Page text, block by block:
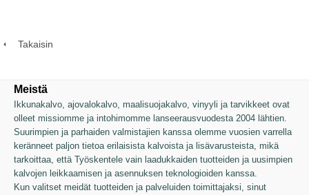
Takaisin
Meistä
Ikkunakalvo, ajovalokalvo, maalisuojakalvo, vinyyli ja tarvikkeet ovat
olleet missiomme ja intohimomme lanseerausvuodesta 2004 lähtien.
Suurimpien ja parhaiden valmistajien kanssa olemme vuosien varrella
keränneet paljon tietoa erilaisista kalvoista ja lisävarusteista, mikä
tarkoittaa, että Työskentele vain laadukkaiden tuotteiden ja uusimpien
kalvojen leikkaamisen ja asennuksen teknologioiden kanssa.
Kun valitset meidät tuotteiden ja palveluiden toimittajaksi, sinut